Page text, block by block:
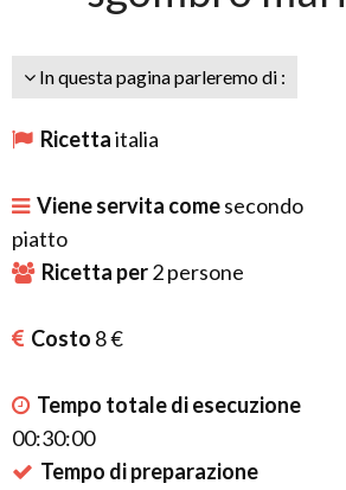
In questa pagina parleremo di :
Ricettaitalia
Viene servita comesecondo
piatto
Ricetta per2persone
Costo 8 €
Tempo totale di esecuzione
00:30:00
Tempo di preparazione